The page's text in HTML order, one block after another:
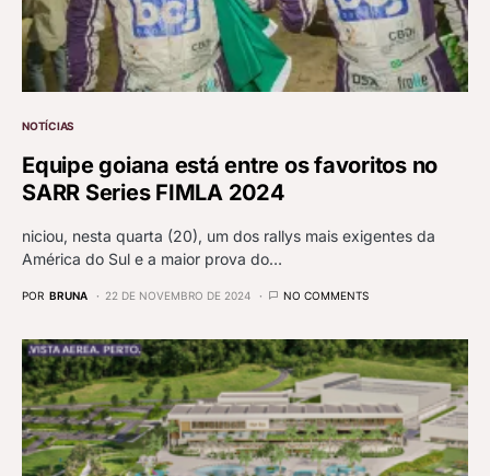
NOTÍCIAS
Equipe goiana está entre os favoritos no
SARR Series FIMLA 2024
niciou, nesta quarta (20), um dos rallys mais exigentes da
América do Sul e a maior prova do…
POR BRUNA 22 DE NOVEMBRO DE 2024 NO COMMENTS